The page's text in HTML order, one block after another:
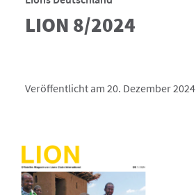
LION 8/2024
Veröffentlicht am 20. Dezember 2024